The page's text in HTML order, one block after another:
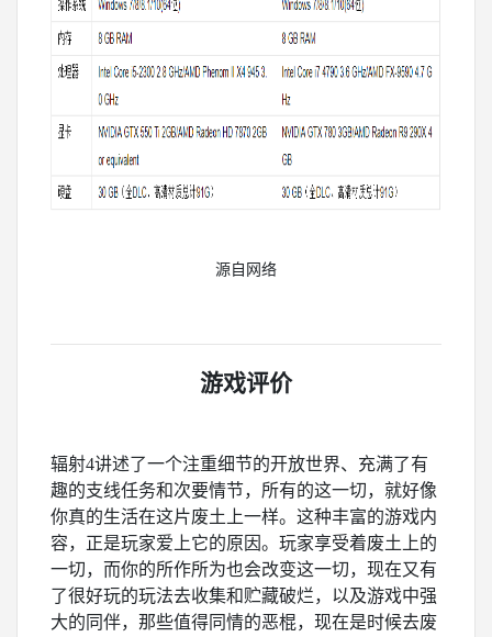
源自网络
游戏评价
辐射4讲述了一个注重细节的开放世界、充满了有
趣的支线任务和次要情节，所有的这一切，就好像
你真的生活在这片废土上一样。这种丰富的游戏内
容，正是玩家爱上它的原因。玩家享受着废土上的
一切，而你的所作所为也会改变这一切，现在又有
了很好玩的玩法去收集和贮藏破烂，以及游戏中强
大的同伴，那些值得同情的恶棍，现在是时候去废